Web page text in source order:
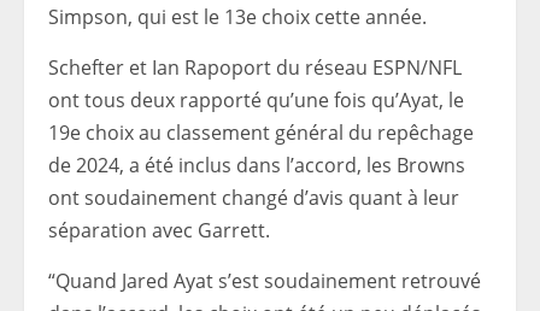
Simpson, qui est le 13e choix cette année.
Schefter et Ian Rapoport du réseau ESPN/NFL
ont tous deux rapporté qu’une fois qu’Ayat, le
19e choix au classement général du repêchage
de 2024, a été inclus dans l’accord, les Browns
ont soudainement changé d’avis quant à leur
séparation avec Garrett.
“Quand Jared Ayat s’est soudainement retrouvé